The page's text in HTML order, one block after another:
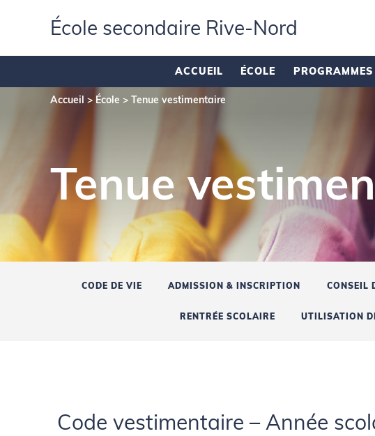
École secondaire Rive‑Nord
ACCUEIL ÉCOLE PROGRAMMES
Accueil > École > Tenue vestimentaire
Tenue
CODE DE VIE ADMISSION & INSCRIPTION CONSEIL
RENTRÉE SCOLAIRE UTILISATION
Code vestimentaire – Année